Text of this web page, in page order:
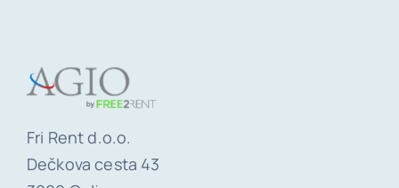
Fri Rent d.o.o.
Dečkova cesta 43